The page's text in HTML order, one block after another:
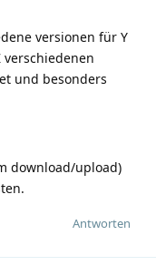
versionen für Y
und besonders
download/upload)
Antworten